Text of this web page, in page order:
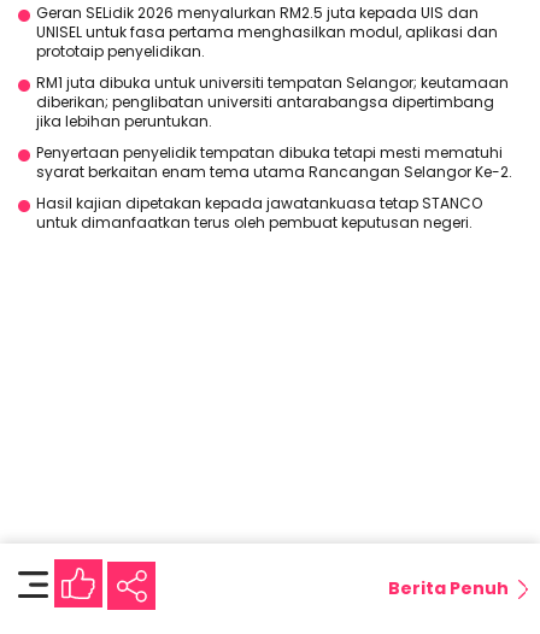
Geran SELidik 2026 menyalurkan RM2.5 juta kepada UIS dan
UNISEL untuk fasa pertama menghasilkan modul, aplikasi dan
prototaip penyelidikan.
RM1 juta dibuka untuk universiti tempatan Selangor; keutamaan
diberikan; penglibatan universiti antarabangsa dipertimbang
jika lebihan peruntukan.
Penyertaan penyelidik tempatan dibuka tetapi mesti mematuhi
syarat berkaitan enam tema utama Rancangan Selangor Ke-2.
Hasil kajian dipetakan kepada jawatankuasa tetap STANCO
untuk dimanfaatkan terus oleh pembuat keputusan negeri.
Berita Penuh